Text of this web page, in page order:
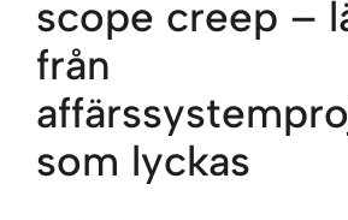
scope creep –
från
som lyckas